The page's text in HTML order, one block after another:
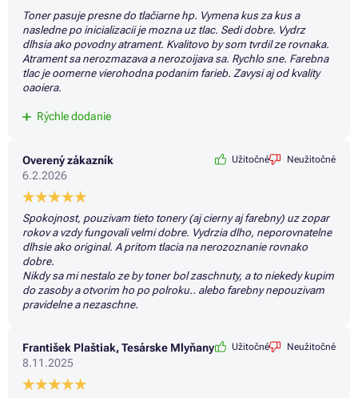
Toner pasuje presne do tlačiarne hp. Vymena kus za kus a
nasledne po inicializacii je mozna uz tlac. Sedi dobre. Vydrz
dlhsia ako povodny atrament. Kvalitovo by som tvrdil ze rovnaka.
Atrament sa nerozmazava a nerozoijava sa. Rychlo sne. Farebna
tlac je oomerne vierohodna podanim farieb. Zavysi aj od kvality
oaoiera.
Rýchle dodanie
Overený zákazník
6.2.2026
Užitočné Neužitočné
Spokojnost, pouzivam tieto tonery (aj cierny aj farebny) uz zopar
rokov a vzdy fungovali velmi dobre. Vydrzia dlho, neporovnatelne
dlhsie ako original. A pritom tlacia na nerozoznanie rovnako
dobre.
Nikdy sa mi nestalo ze by toner bol zaschnuty, a to niekedy kupim
do zasoby a otvorim ho po polroku.. alebo farebny nepouzivam
pravidelne a nezaschne.
František Plaštiak, Tesárske Mlyňany
8.11.2025
Užitočné Neužitočné